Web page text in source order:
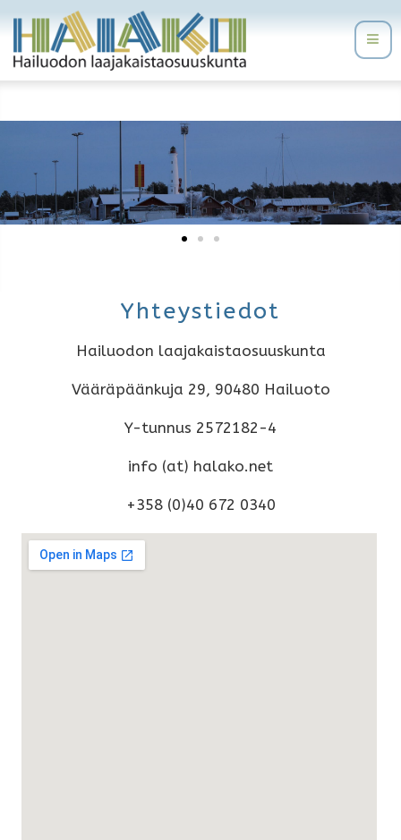
Yhteystiedot
Hailuodon laajakaistaosuuskunta
Vääräpäänkuja 29, 90480 Hailuoto
Y-tunnus 2572182-4
info (at) halako.net
+358 (0)40 672 0340